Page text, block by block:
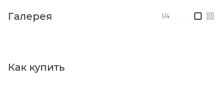
Подходит для рулей диаметром 22.20 мм.
Галерея 1/4
Как купить